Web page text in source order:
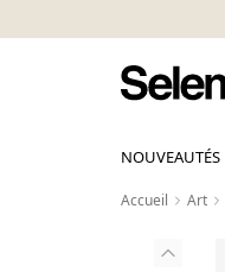
NOUVEAUTÉS
Accueil Art